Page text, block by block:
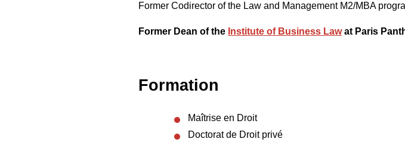
Former Codirector of the Law and Management M2/MBA
Former Dean of the Institute of Business Lawat Paris
Formation
Maîtrise en Droit
Doctorat de Droit privé